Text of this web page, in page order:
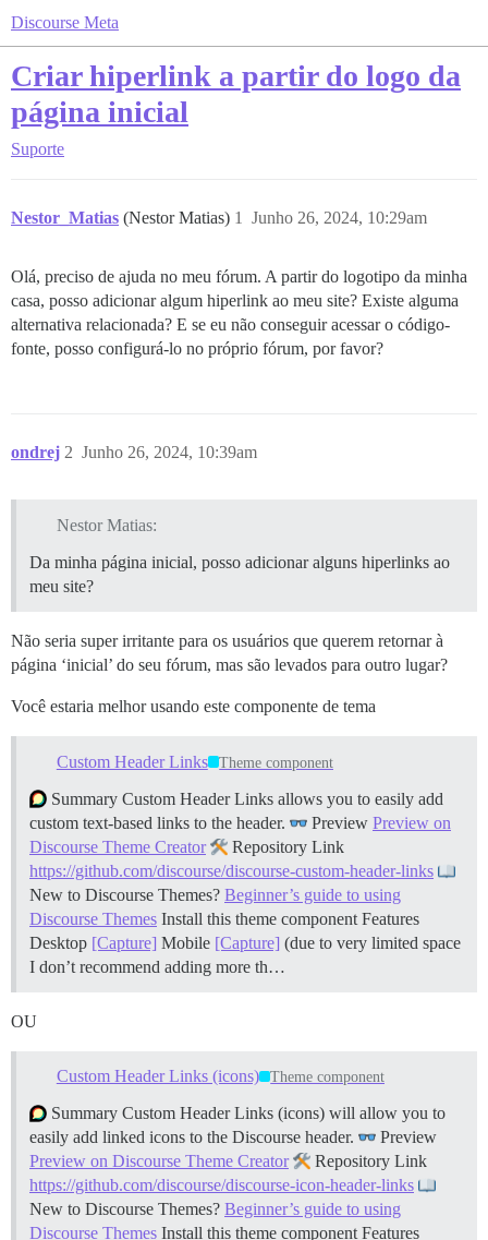
Discourse Meta
Criar hiperlink a partir do logo da
página inicial
Suporte
Nestor_Matias (Nestor Matias) Junho 26, 2024, 10:29am
1
Olá, preciso de ajuda no meu fórum. A partir do logotipo da minha
casa, posso adicionar algum hiperlink ao meu site? Existe alguma
alternativa relacionada? E se eu não conseguir acessar o código-
fonte, posso configurá-lo no próprio fórum, por favor?
ondrej Junho 26, 2024, 10:39am
2
Nestor Matias:
Da minha página inicial, posso adicionar alguns hiperlinks ao
meu site?
Não seria super irritante para os usuários que querem retornar à
página ‘inicial’ do seu fórum, mas são levados para outro lugar?
Você estaria melhor usando este componente de tema
Custom Header Links Theme component
Summary Custom Header Links allows you to easily add
custom text-based links to the header.
Preview Preview on
Discourse Theme Creator
Repository Link
https://github.com/discourse/discourse-custom-header-links
New to Discourse Themes? Beginner’s guide to using
Discourse Themes Install this theme component Features
Desktop [Capture] Mobile [Capture] (due to very limited space
I don’t recommend adding more th…
OU
Custom Header Links (icons) Theme component
Summary Custom Header Links (icons) will allow you to
easily add linked icons to the Discourse header.
Preview
Preview on Discourse Theme Creator
Repository Link
https://github.com/discourse/discourse-icon-header-links
New to Discourse Themes? Beginner’s guide to using
Discourse Themes Install this theme component Features